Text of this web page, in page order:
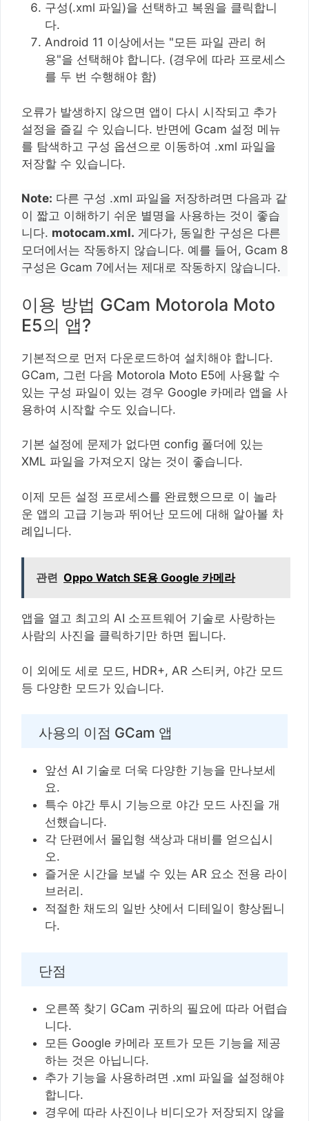
구성(.xml 파일)을 선택하고 복원을 클릭합니
다.
Android 11 이상에서는 "모든 파일 관리 허
용"을 선택해야 합니다. (경우에 따라 프로세스
를 두 번 수행해야 함)
오류가 발생하지 않으면 앱이 다시 시작되고 추가
설정을 즐길 수 있습니다. 반면에 Gcam 설정 메뉴
를 탐색하고 구성 옵션으로 이동하여 .xml 파일을
저장할 수 있습니다.
Note: 다른 구성 .xml 파일을 저장하려면 다음과 같
이 짧고 이해하기 쉬운 별명을 사용하는 것이 좋습
니다. motocam.xml. 게다가, 동일한 구성은 다른
모더에서는 작동하지 않습니다. 예를 들어, Gcam 8
구성은 Gcam 7에서는 제대로 작동하지 않습니다.
이용 방법 GCam Motorola Moto
E5의 앱?
기본적으로 먼저 다운로드하여 설치해야 합니다.
GCam, 그런 다음 Motorola Moto E5에 사용할 수
있는 구성 파일이 있는 경우 Google 카메라 앱을 사
용하여 시작할 수도 있습니다.
기본 설정에 문제가 없다면 config 폴더에 있는
XML 파일을 가져오지 않는 것이 좋습니다.
이제 모든 설정 프로세스를 완료했으므로 이 놀라
운 앱의 고급 기능과 뛰어난 모드에 대해 알아볼 차
례입니다.
관련 Oppo Watch SE용 Google 카메라
앱을 열고 최고의 AI 소프트웨어 기술로 사랑하는
사람의 사진을 클릭하기만 하면 됩니다.
이 외에도 세로 모드, HDR+, AR 스티커, 야간 모드
등 다양한 모드가 있습니다.
사용의 이점 GCam 앱
앞선 AI 기술로 더욱 다양한 기능을 만나보세
요.
특수 야간 투시 기능으로 야간 모드 사진을 개
선했습니다.
각 단편에서 몰입형 색상과 대비를 얻으십시
오.
즐거운 시간을 보낼 수 있는 AR 요소 전용 라이
브러리.
적절한 채도의 일반 샷에서 디테일이 향상됩니
다.
단점
오른쪽 찾기 GCam 귀하의 필요에 따라 어렵습
니다.
모든 Google 카메라 포트가 모든 기능을 제공
하는 것은 아닙니다.
추가 기능을 사용하려면 .xml 파일을 설정해야
합니다.
경우에 따라 사진이나 비디오가 저장되지 않을